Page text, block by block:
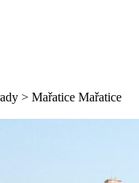
> Mařatice Mařatice